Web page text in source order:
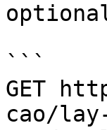
```
GET
cao/